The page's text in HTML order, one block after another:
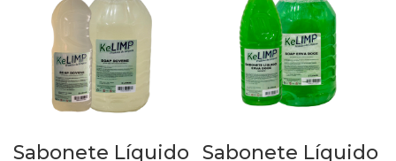
Sabonete Líquido Sabonete Líquido